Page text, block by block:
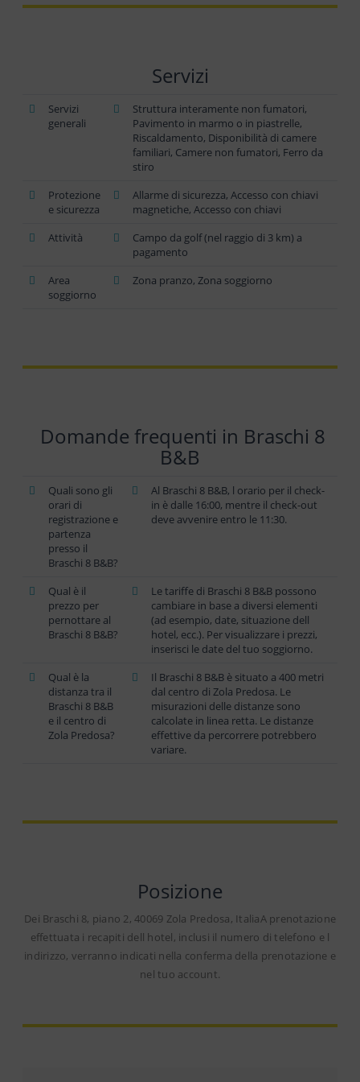
Servizi
Servizi
generali
Struttura interamente non fumatori,
Pavimento in marmo o in piastrelle,
Riscaldamento, Disponibilità di camere
familiari, Camere non fumatori, Ferro da
stiro
Protezione
e sicurezza
Allarme di sicurezza, Accesso con chiavi
magnetiche, Accesso con chiavi
Attività
Campo da golf (nel raggio di 3 km) a
pagamento
Area
soggiorno
Zona pranzo, Zona soggiorno
Domande frequenti in Braschi 8
B&B
Quali sono gli
orari di
registrazione e
partenza
presso il
Braschi 8 B&B?
Al Braschi 8 B&B, l orario per il check-
in è dalle 16:00, mentre il check-out
deve avvenire entro le 11:30.
Qual è il
prezzo per
pernottare al
Braschi 8 B&B?
Le tariffe di Braschi 8 B&B possono
cambiare in base a diversi elementi
(ad esempio, date, situazione dell
hotel, ecc.). Per visualizzare i prezzi,
inserisci le date del tuo soggiorno.
Qual è la
distanza tra il
Braschi 8 B&B
e il centro di
Zola Predosa?
Il Braschi 8 B&B è situato a 400 metri
dal centro di Zola Predosa. Le
misurazioni delle distanze sono
calcolate in linea retta. Le distanze
effettive da percorrere potrebbero
variare.
Posizione
Dei Braschi 8, piano 2, 40069 Zola Predosa, ItaliaA prenotazione
effettuata i recapiti dell hotel, inclusi il numero di telefono e l
indirizzo, verranno indicati nella conferma della prenotazione e
nel tuo account.